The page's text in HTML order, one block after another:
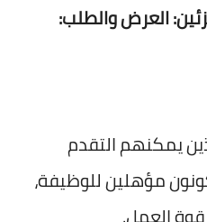
العرض والطلب:
يمكنهم التقدم
مؤهلين للوظيفة،